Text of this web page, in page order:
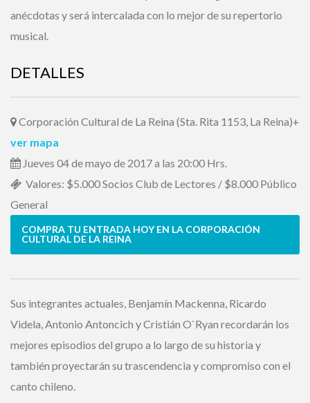
anécdotas y será intercalada con lo mejor de su repertorio
musical.
DETALLES
Corporación Cultural de La Reina (Sta. Rita 1153, La
Reina)+ver mapa
Jueves 04 de mayo de 2017 a las 20:00 Hrs.
Valores: $5.000 Socios Club de Lectores / $8.000
Público General
COMPRA TU ENTRADA HOY EN LA CORPORACIÓN
CULTURAL DE LA REINA
Sus integrantes actuales, Benjamín Mackenna, Ricardo
Videla, Antonio Antoncich y Cristián O`Ryan recordarán los
mejores episodios del grupo a lo largo de su historia y
también proyectarán su trascendencia y compromiso con
el canto chileno.
¿Olvidó su contraseña?
Encuentros El Mercurio ?
Suscríbase
¿Alguna duda o consulta?
Llámenos al+562 27536300ó escríbanos a
soportedigital@mercurio.cl